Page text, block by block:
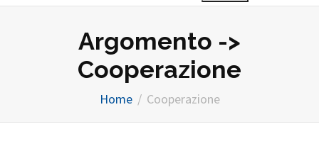
Argomento ->
Cooperazione
Home Cooperazione